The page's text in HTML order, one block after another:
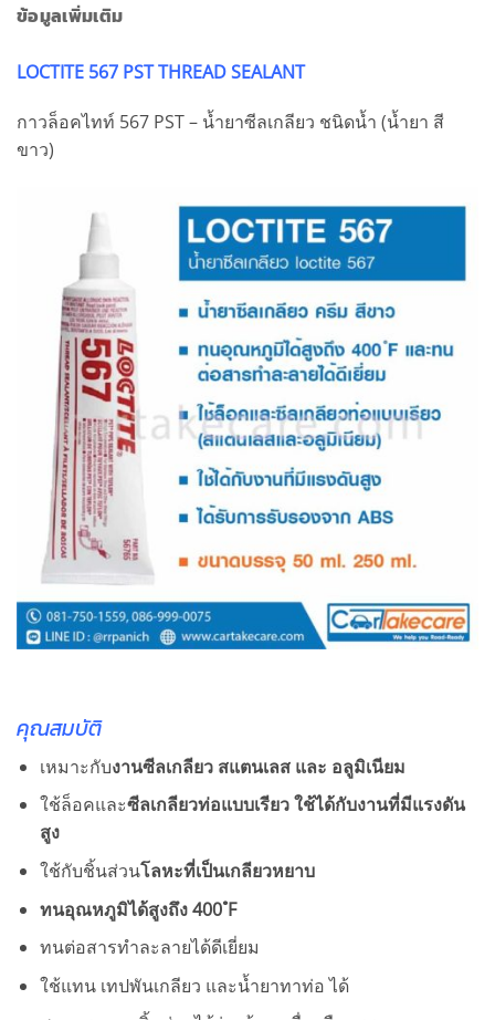
ข้อมูลเพิ่มเติม
LOCTITE 567 PST THREAD SEALANT
กาวล็อคไทท์ 567 PST – น้ำยาซีลเกลียว ชนิดน้ำ (น้ำยา สี
ขาว)
คุณสมบัติ
เหมาะกับงานซีลเกลียว สแตนเลส และ อลูมิเนียม
ใช้ล็อคและซีลเกลียวท่อแบบเรียว ใช้ได้กับงานที่มีแรงดัน
สูง
ใช้กับชิ้นส่วนโลหะที่เป็นเกลียวหยาบ
ทนอุณหภูมิได้สูงถึง 400 ํF
ทนต่อสารทำละลายได้ดีเยี่ยม
ใช้แทน เทปพันเกลียว และน้ำยาทาท่อ ได้